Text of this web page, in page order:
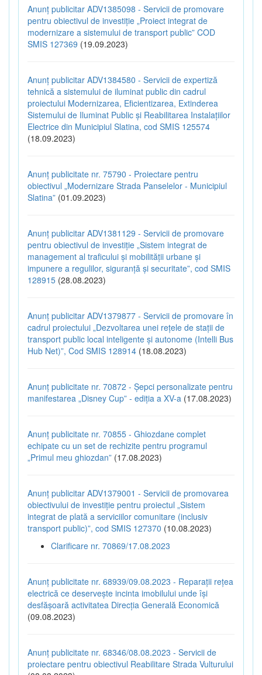
Anunț publicitar ADV1385098 - Servicii de promovare
pentru obiectivul de investiție „Proiect integrat de
modernizare a sistemului de transport public” COD
SMIS 127369 (19.09.2023)
Anunț publicitar ADV1384580 - Servicii de expertiză
tehnică a sistemului de iluminat public din cadrul
proiectului Modernizarea, Eficientizarea, Extinderea
Sistemului de Iluminat Public și Reabilitarea Instalațiilor
Electrice din Municipiul Slatina, cod SMIS 125574
(18.09.2023)
Anunț publicitate nr. 75790 - Proiectare pentru
obiectivul „Modernizare Strada Panselelor - Municipiul
Slatina” (01.09.2023)
Anunț publicitar ADV1381129 - Servicii de promovare
pentru obiectivul de investiție „Sistem integrat de
management al traficului și mobilității urbane și
impunere a regulilor, siguranță și securitate”, cod SMIS
128915 (28.08.2023)
Anunț publicitar ADV1379877 - Servicii de promovare în
cadrul proiectului „Dezvoltarea unei rețele de stații de
transport public local inteligente și autonome (Intelli Bus
Hub Net)”, Cod SMIS 128914 (18.08.2023)
Anunț publicitate nr. 70872 - Șepci personalizate pentru
manifestarea „Disney Cup” - ediția a XV-a (17.08.2023)
Anunț publicitate nr. 70855 - Ghiozdane complet
echipate cu un set de rechizite pentru programul
„Primul meu ghiozdan” (17.08.2023)
Anunț publicitar ADV1379001 - Servicii de promovarea
obiectivului de investiție pentru proiectul „Sistem
integrat de plată a serviciilor comunitare (inclusiv
transport public)”, cod SMIS 127370 (10.08.2023)
Clarificare nr. 70869/17.08.2023
Anunț publicitate nr. 68939/09.08.2023 - Reparații rețea
electrică ce deservește incinta imobilului unde își
desfășoară activitatea Direcția Generală Economică
(09.08.2023)
Anunț publicitate nr. 68346/08.08.2023 - Servicii de
proiectare pentru obiectivul Reabilitare Strada Vulturului